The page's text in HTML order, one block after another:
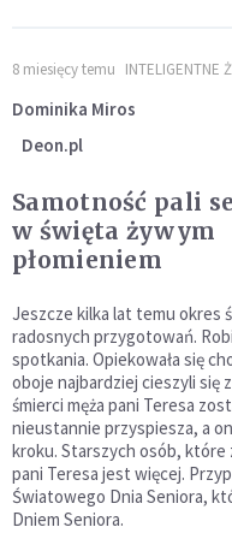
8 miesięcy temu INTELIGENTNE
Dominika Miros
Deon.pl
Samotność pali
w święta żywym
płomieniem
Jeszcze kilka lat temu okres
radosnych przygotowań.
spotkania. Opiekowała się
oboje najbardziej cieszyli się
śmierci męża pani Teresa
nieustannie przyspiesza, a
kroku. Starszych osób, które
pani Teresa jest więcej.
Światowego Dnia Seniora,
Dniem Seniora.